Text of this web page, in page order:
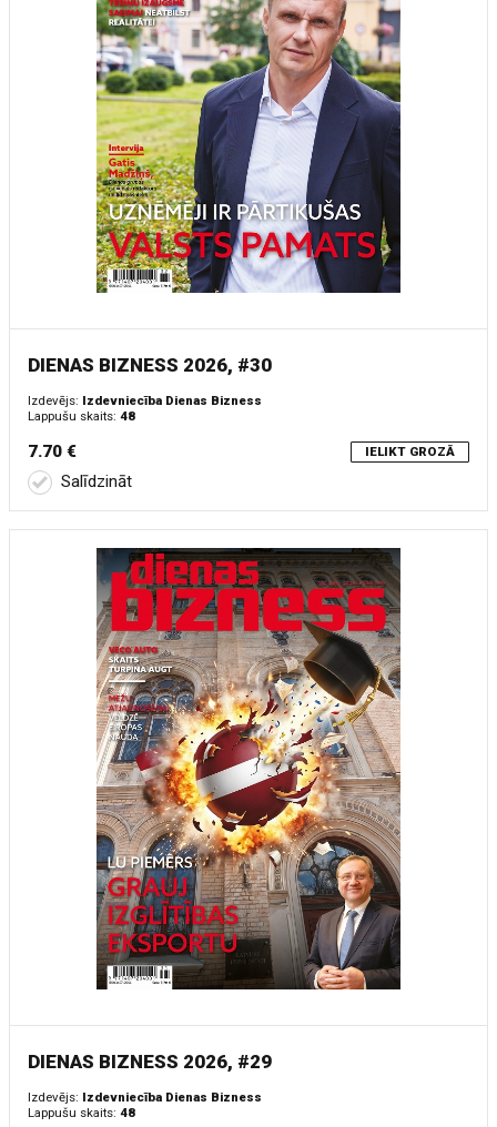
DIENAS BIZNESS 2026, #30
Izdevējs: Izdevniecība Dienas Bizness
Lappušu skaits: 48
7.70 € IELIKT GROZĀ
Salīdzināt
DIENAS BIZNESS 2026, #29
Izdevējs: Izdevniecība Dienas Bizness
Lappušu skaits: 48